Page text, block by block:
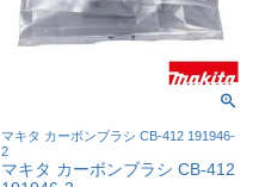
マキタ カーボンブラシ CB-412 191946-
2
マキタ カーボンブラシ CB-412